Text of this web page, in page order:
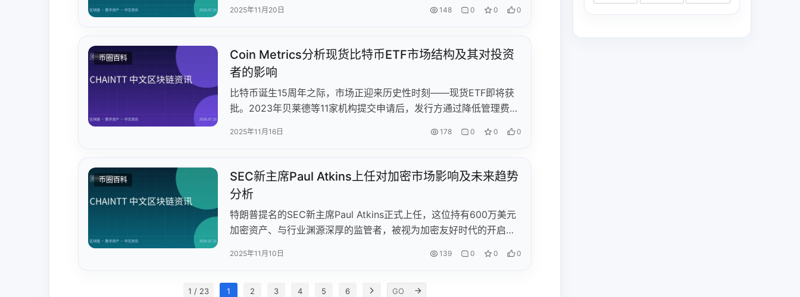
格承压，但特朗普相关机构持续增持释放长期看好信号。分析师预测
一批ETF热门候选。
2025年11月20日 148 0 0 0
币圈百科
Coin Metrics分析现货比特币ETF市场结构及其对投资
者的影响
比特币诞生15周年之际，市场正迎来历史性时刻——现货ETF即将获
批。2023年贝莱德等11家机构提交申请后，发行方通过降低管理费
货未平仓合约达54亿美元，显示机构参与度提升。交易所格局趋于分
尽管短期波动可能加剧，但比特币波动率呈长期下降趋势，与传统资
产低相关性凸显其配置价值。现货ETF获批将推动比特币进一步融入
主流金融体系，开启数字资产新纪元。
2025年11月16日 178 0 0 0
币圈百科
SEC新主席Paul Atkins上任对加密市场影响及未来趋势
分析
特朗普提名的SEC新主席Paul Atkins正式上任，这位持有600万美元
加密资产、与行业渊源深厚的监管者，被视为加密友好时代的开启
密诉讼，并推动监管框架建设。与此同时，特朗普政府废除DeFi税收
激创新，但Atkins个人利益冲突及潜在市场风险仍引发争议。监管转
2025年11月10日 139 0 0 0
1 / 23 1 2 3 4 5 6